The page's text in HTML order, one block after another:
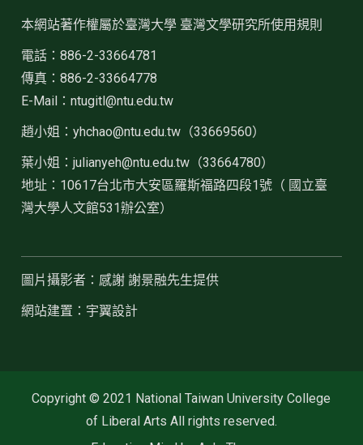
本網站著作權屬於臺灣大學 臺灣文學研究所使用規則
電話：886-2-33664781
傳真：886-2-33664778
E-Mail：ntugitl@ntu.edu.tw
趙小姐：yhchao@ntu.edu.tw（33669560）
葉小姐：julianyeh@ntu.edu.tw（33664780）
地址：10617台北市大安區羅斯福路四段1號（ 國立臺
灣大學人文館531辦公室）
圖片攝影者：感謝 謝景融先生提供
網站建置：宇翼設計
Copyright © 2021 National Taiwan University College
of Liberal Arts All rights reserved.